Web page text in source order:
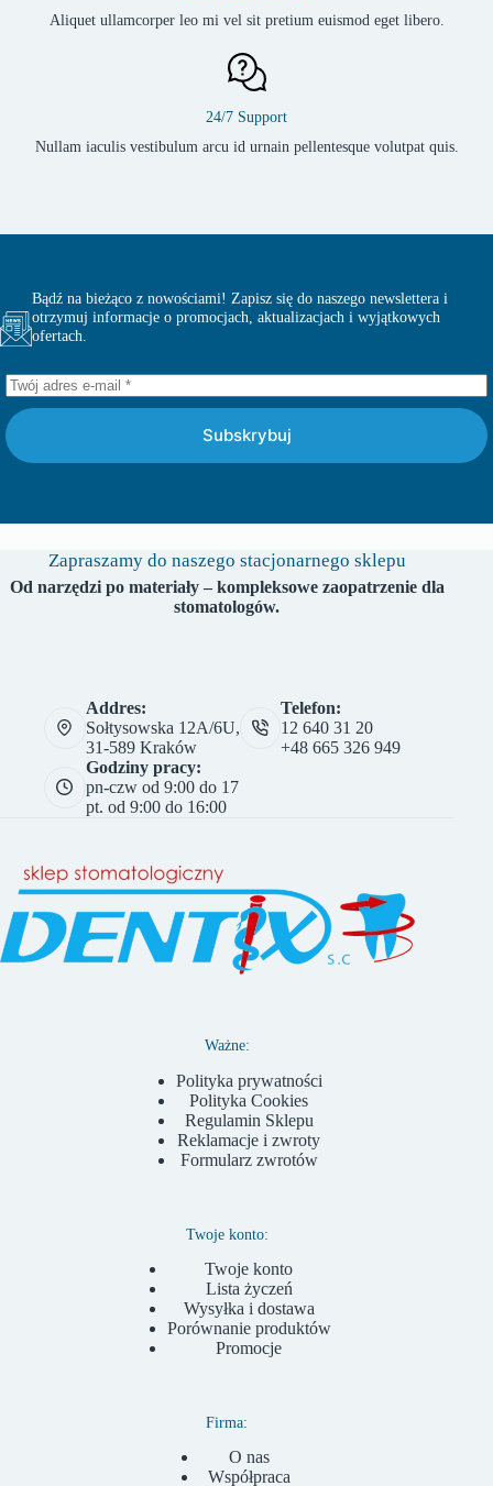
Aliquet ullamcorper leo mi vel sit pretium euismod eget libero.
24/7 Support
Nullam iaculis vestibulum arcu id urnain pellentesque volutpat quis.
Bądź na bieżąco z nowościami! Zapisz się do naszego newslettera i
otrzymuj informacje o promocjach, aktualizacjach i wyjątkowych
ofertach.
Subskrybuj
Zapraszamy do naszego stacjonarnego sklepu
Od narzędzi po materiały – kompleksowe zaopatrzenie dla
stomatologów.
Addres:
Sołtysowska 12A/6U,
31-589 Kraków
Telefon:
12 640 31 20
+48 665 326 949
Godziny pracy:
pn-czw od 9:00 do 17
pt. od 9:00 do 16:00
Ważne:
Polityka prywatności
Polityka Cookies
Regulamin Sklepu
Reklamacje i zwroty
Formularz zwrotów
Twoje konto:
Twoje konto
Lista życzeń
Wysyłka i dostawa
Porównanie produktów
Promocje
Firma:
O nas
Współpraca